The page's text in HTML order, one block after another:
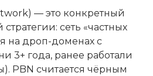
— это конкретный
сеть «частных
на дроп-доменах с
3+ года, ранее работали
PBN считается чёрным